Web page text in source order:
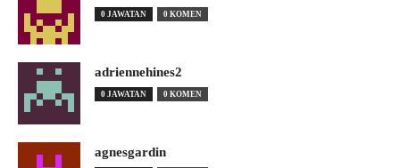
0 JAWATAN 0 KOMEN
adriennehines2
0 JAWATAN 0 KOMEN
agnesgardin